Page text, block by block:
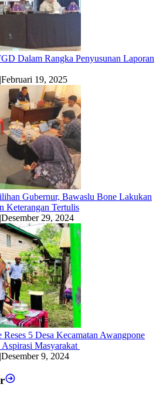
Dalam Rangka Penyusunan Laporan
|Februari 19, 2025
Gubernur, Bawaslu Bone Lakukan
Keterangan Tertulis
|Desember 29, 2024
5 Desa Kecamatan Awangpone
Masyarakat
|Desember 9, 2024